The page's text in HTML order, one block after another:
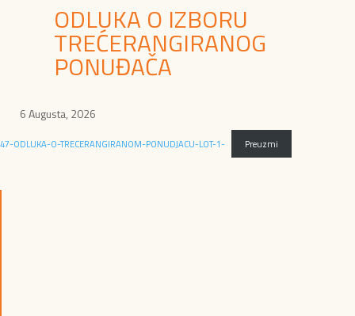
ODLUKA O IZBORU
TREĆERANGIRANOG
PONUĐAČA
6 Augusta, 2026
47-ODLUKA-O-TRECERANGIRANOM-PONUDJACU-LOT-1- Preuzmi